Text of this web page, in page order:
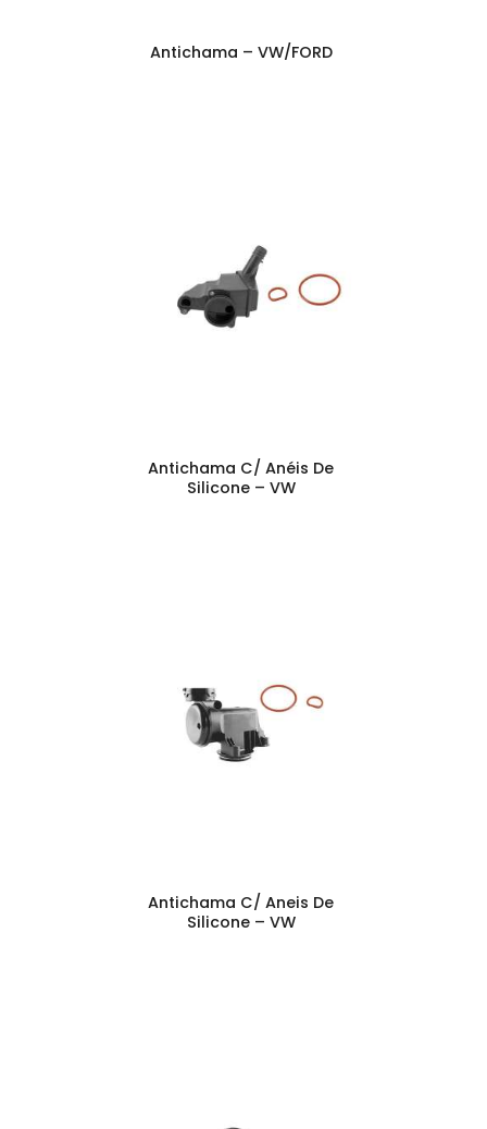
Antichama – VW/FORD
Antichama C/ Anéis De
Silicone – VW
Antichama C/ Aneis De
Silicone – VW